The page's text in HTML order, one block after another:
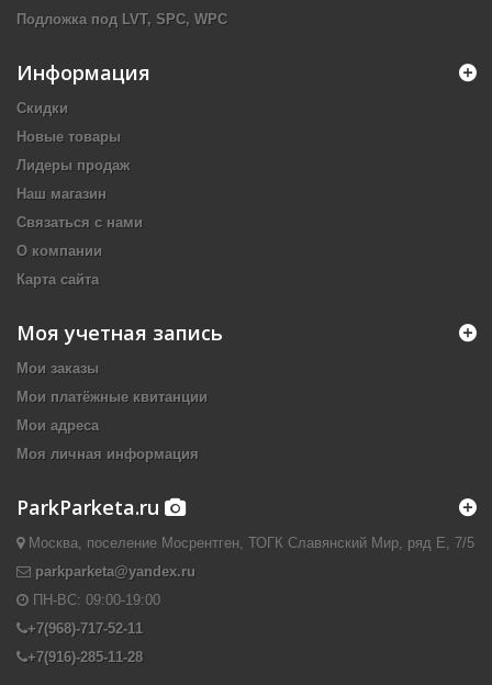
Подложка под LVT, SPC, WPC
Информация
Скидки
Новые товары
Лидеры продаж
Наш магазин
Связаться с нами
О компании
Карта сайта
Моя учетная запись
Мои заказы
Мои платёжные квитанции
Мои адреса
Моя личная информация
ParkParketa.ru
Москва, поселение Мосрентген, ТОГК Славянский Мир, ряд Е, 7/5
parkparketa@yandex.ru
ПН-ВС: 09:00-19:00
+7(968)-717-52-11
+7(916)-285-11-28